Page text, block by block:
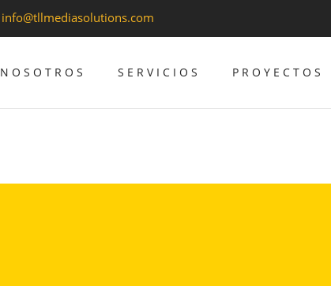
info@tllmediasolutions.com
NOSOTROS SERVICIOS PROYECTOS